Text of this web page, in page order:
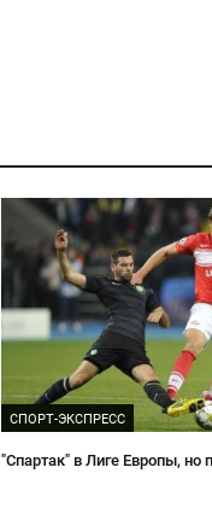
СПОРТ-ЭКСПРЕСС
"Спартак" в Лиге Европы, но